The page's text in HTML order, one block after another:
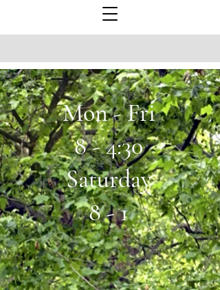
Mon - Fri
8 - 4:30
Saturday
8 - 1